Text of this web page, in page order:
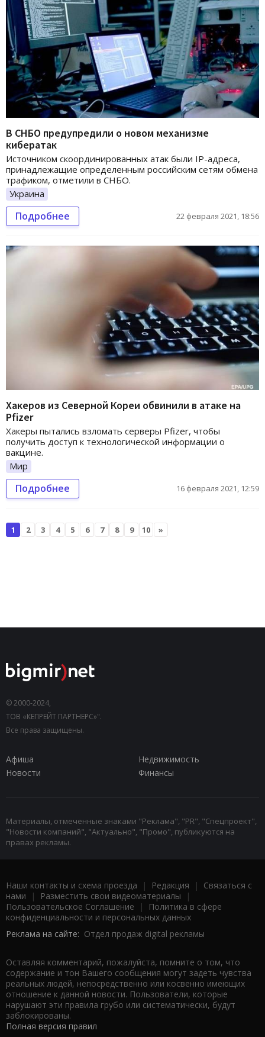
В СНБО предупредили о новом механизме
кибератак
Источником скоординированных атак были IP-адреса,
принадлежащие определенным российским сетям обмена
трафиком, отметили в СНБО.
Украина
Подробнее 22 февраля 2021, 18:56
Хакеров из Северной Кореи обвинили в атаке на
Pfizer
Хакеры пытались взломать серверы Pfizer, чтобы
получить доступ к технологической информации о
вакцине.
Мир
Подробнее 16 февраля 2021, 12:59
1 2 3 4 5 6 7 8 9 10 »
© 2000-2024,
ТОВ «КЕПРЕЙТ ПАРТНЕРС»".
Все права защищены.
Афиша
Недвижимость
Новости
Финансы
Материалы, отмеченные знаками "Реклама", "PR", "Спецпроект",
"Новости компаний", "Актуально", "Промо", публикуются на
правах рекламы.
Наши контакты и схема проезда | Редакция | Связаться с
нами | Разместить свои видеоматериалы |
Пользовательское Соглашение |
Политика в сфере
конфиденциальности и персональных данных
Реклама на сайте: Отдел продаж digital рекламы
Оставляя комментарий, пожалуйста, помните о том, что
содержание и тон Вашего сообщения могут задеть чувства
реальных людей, непосредственно или косвенно имеющих
отношение к данной новости. Пользователи, которые
нарушают эти правила грубо или систематически, будут
заблокированы.
Полная версия правил